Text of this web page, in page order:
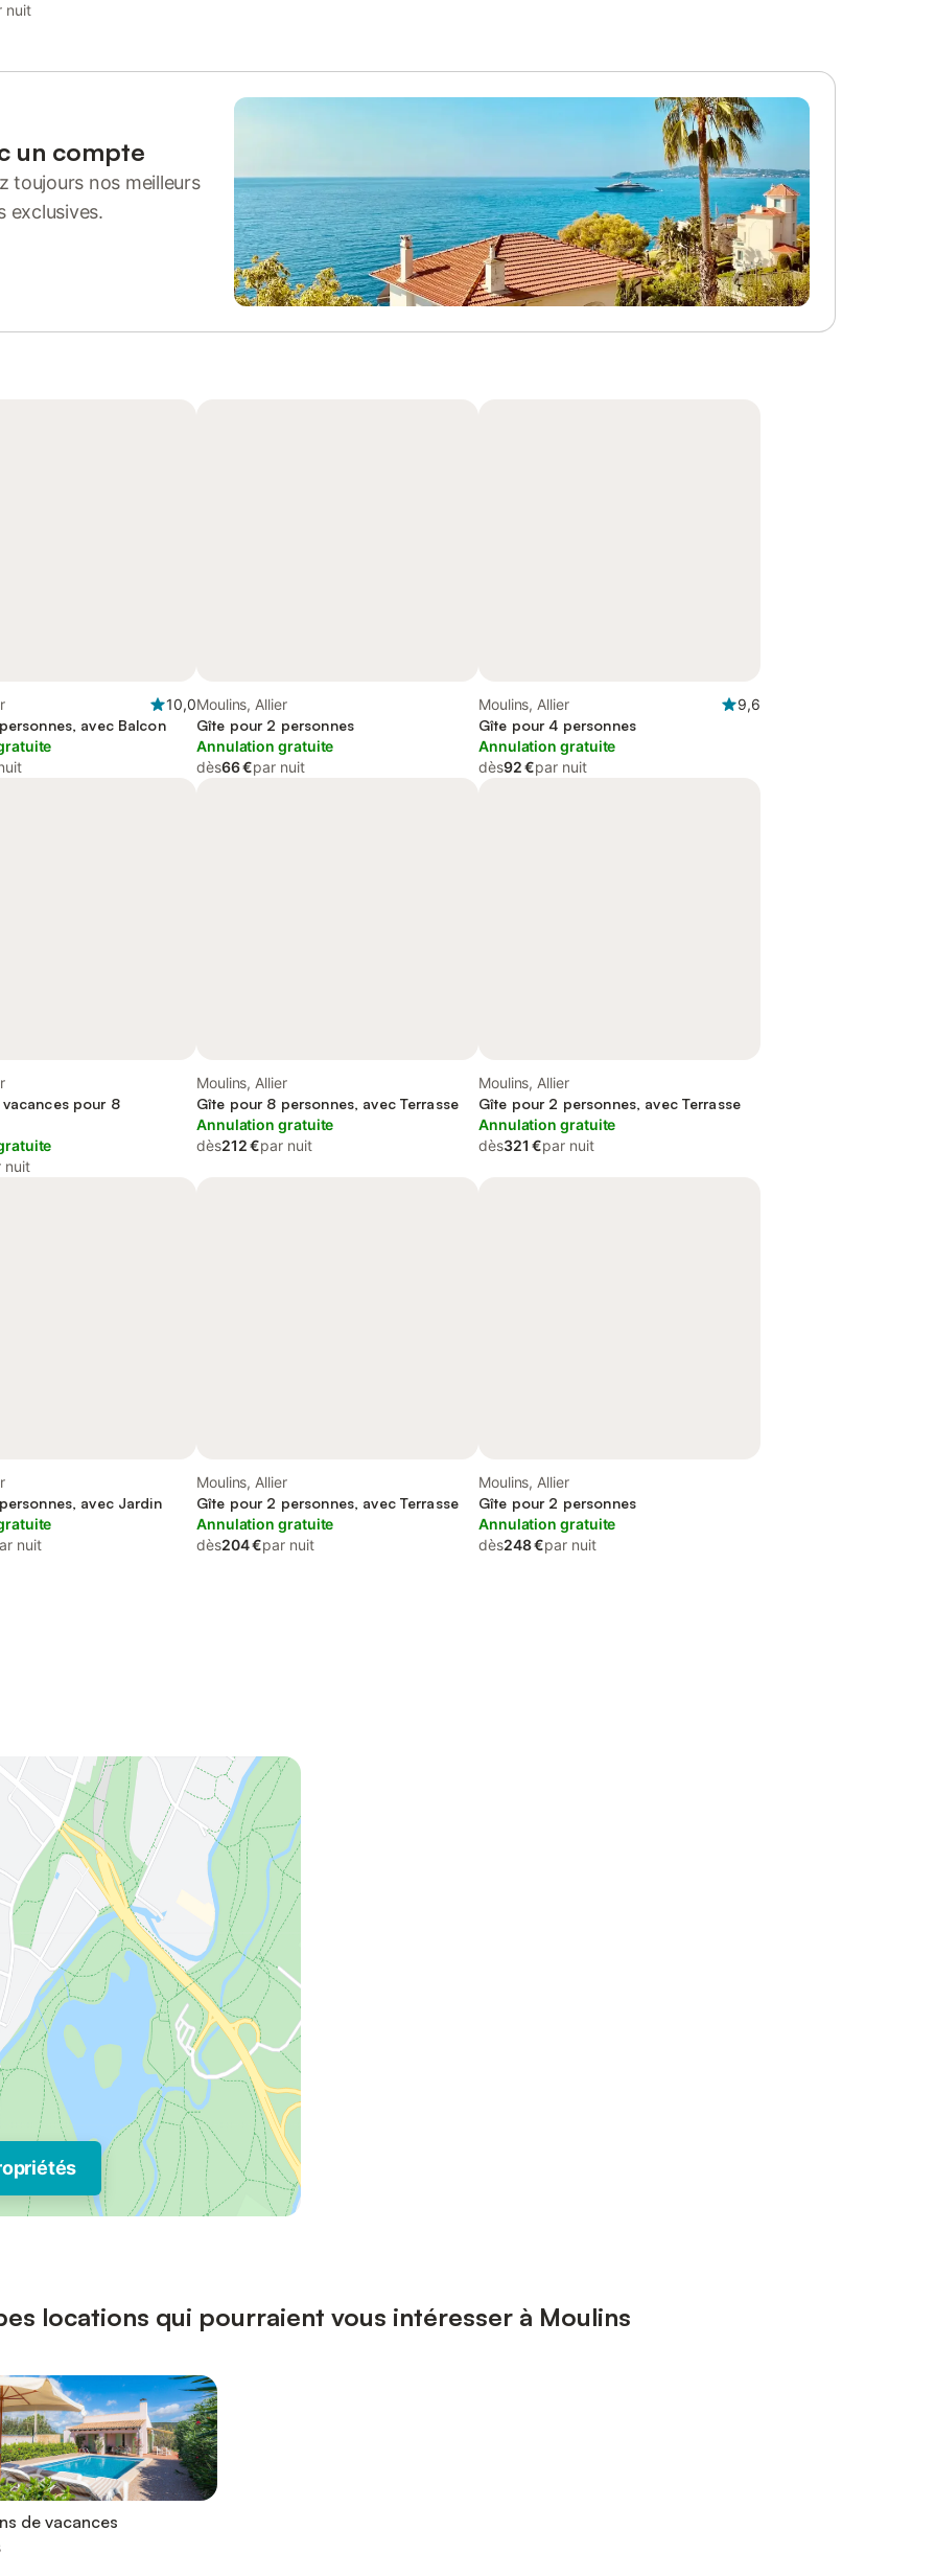
nuit
un compte
toujours nos meilleurs
exclusives.
10,0
avec Balcon
Moulins, Allier
Gîte pour 2 personnes
Annulation gratuite
dès66 €par nuit
Moulins, Allier
9,6
Gîte pour 4 personnes
Annulation gratuite
dès92 €par nuit
pour 8
nuit
Moulins, Allier
Gîte pour 8 personnes, avec Terrasse
Annulation gratuite
dès212 €par nuit
Moulins, Allier
Gîte pour 2 personnes, avec Terrasse
Annulation gratuite
dès321 €par nuit
avec Jardin
nuit
Moulins, Allier
Gîte pour 2 personnes, avec Terrasse
Annulation gratuite
dès204 €par nuit
Moulins, Allier
Gîte pour 2 personnes
Annulation gratuite
dès248 €par nuit
locations qui pourraient vous intéresser à Moulins
de vacances